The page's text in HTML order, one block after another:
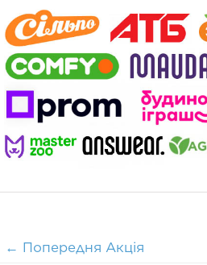
← Попередня Акція